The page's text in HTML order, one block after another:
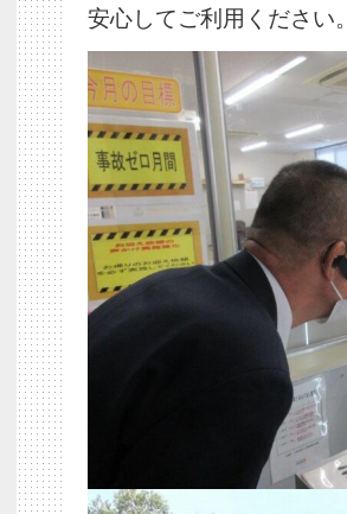
安心してご利用ください。